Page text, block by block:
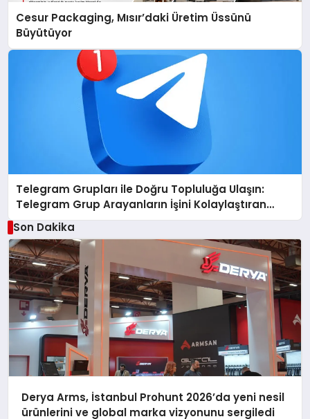
Cesur Packaging, Mısır’daki Üretim Üssünü
Büyütüyor
Telegram Grupları ile Doğru Topluluğa Ulaşın:
Telegram Grup Arayanların İşini Kolaylaştıran
Çözüm
Son Dakika
Derya Arms, İstanbul Prohunt 2026’da yeni nesil
ürünlerini ve global marka vizyonunu sergiledi